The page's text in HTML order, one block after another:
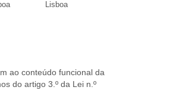
Lisboa
ao conteúdo funcional da
do artigo 3.º da Lei n.º